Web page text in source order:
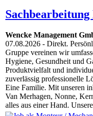
Wencke Management
07.08.2026 - Direkt.
Gruppe vereinen wir
Hygiene, Gesundheit und
Produktvielfalt und
zuverlässig professionelle
Eine Familie. Mit unseren
Van Merhagen, Nonne,
alles aus einer Hand.